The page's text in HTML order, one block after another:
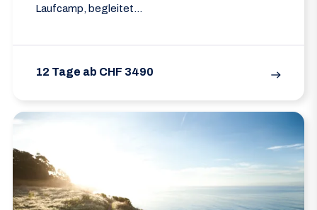
Laufcamp, begleitet...
12 Tage ab CHF 3490 east